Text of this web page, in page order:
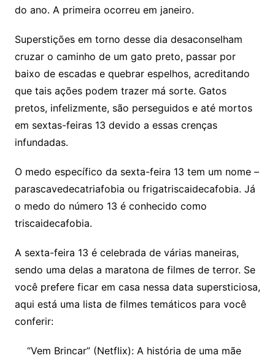
do ano. A primeira ocorreu em janeiro.
Superstições em torno desse dia desaconselham
cruzar o caminho de um gato preto, passar por
baixo de escadas e quebrar espelhos, acreditando
que tais ações podem trazer má sorte. Gatos
pretos, infelizmente, são perseguidos e até mortos
em sextas-feiras 13 devido a essas crenças
infundadas.
O medo específico da sexta-feira 13 tem um nome –
parascavedecatriafobia ou frigatriscaidecafobia. Já
o medo do número 13 é conhecido como
triscaidecafobia.
A sexta-feira 13 é celebrada de várias maneiras,
sendo uma delas a maratona de filmes de terror. Se
você prefere ficar em casa nessa data supersticiosa,
aqui está uma lista de filmes temáticos para você
conferir:
“Vem Brincar” (Netflix): A história de uma mãe